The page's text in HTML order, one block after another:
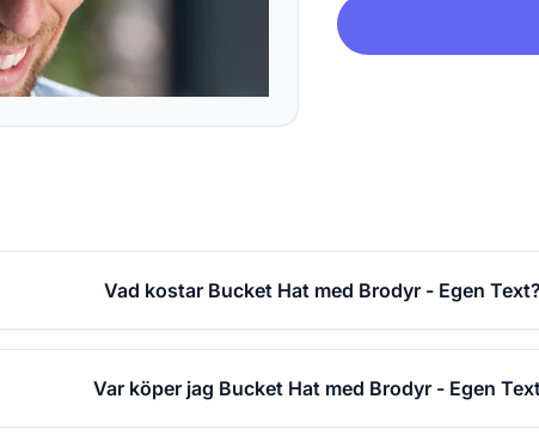
Vad kostar Bucket Hat med Brodyr - Egen Text?
Var köper jag Bucket Hat med Brodyr - Egen